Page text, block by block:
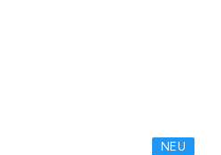
NEU